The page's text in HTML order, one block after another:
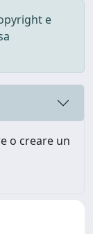
e
o creare un